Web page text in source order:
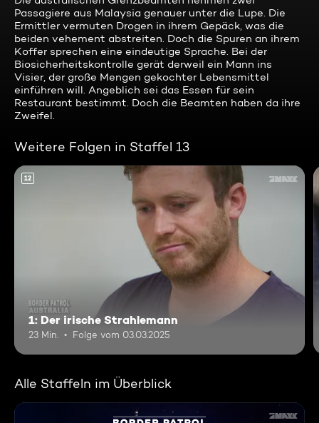
Passagiere aus Malaysia genauer unter die Lupe. Die
Ermittler vermuten Drogen in ihrem Gepäck, was die
beiden vehement abstreiten. Doch die Spuren an ihrem
Koffer sprechen eine eindeutige Sprache. Bei der
Biosicherheitskontrolle gerät derweil ein Mann ins
Visier, der große Mengen gekochter Lebensmittel
einführen will. Angeblich sei das Essen für sein
Restaurant bestimmt. Doch die Beamten haben da ihre
Zweifel.
Weitere Folgen in Staffel 13
12
1: Der irische Strahlemann
23 Min. Folge vom 03.03.2025
Alle Staffeln im Überblick